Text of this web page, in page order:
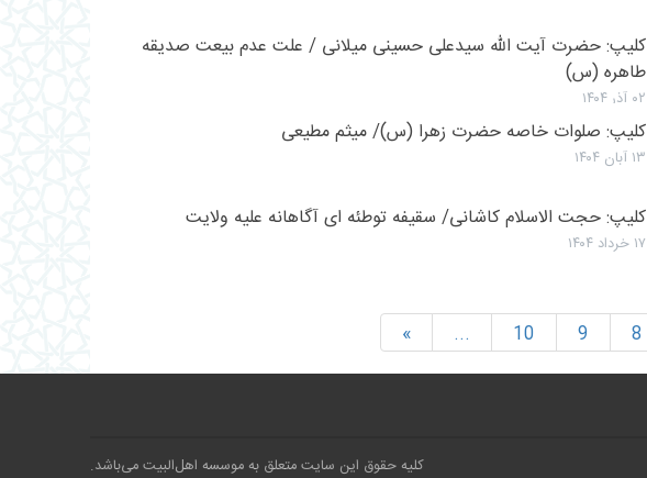
کلیپ: حضرت آیت الله سیدعلی حسینی میلانی / علت عدم بیعت صدیقه
طاهره (س)
۰۲ آذر ۱۴۰۴
کلیپ: صلوات خاصه حضرت زهرا (س)/ میثم مطیعی
۱۳ آبان ۱۴۰۴
کلیپ: حجت الاسلام کاشانی/ سقیفه توطئه ای آگاهانه علیه ولایت
۱۷ خرداد ۱۴۰۴
8
9
10
...
»
کلیه حقوق این سایت متعلق به موسسه اهل‌البیت می‌باشد.